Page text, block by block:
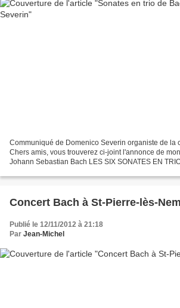
Communiqué de Domenico Severin organiste de la
Chers amis, vous trouverez ci-joint l'annonce de
Johann Sebastian Bach LES SIX SONATES EN
Concert Bach à St-Pierre-lès-
Publié le 12/11/2012 à 21:18
Par Jean-Michel